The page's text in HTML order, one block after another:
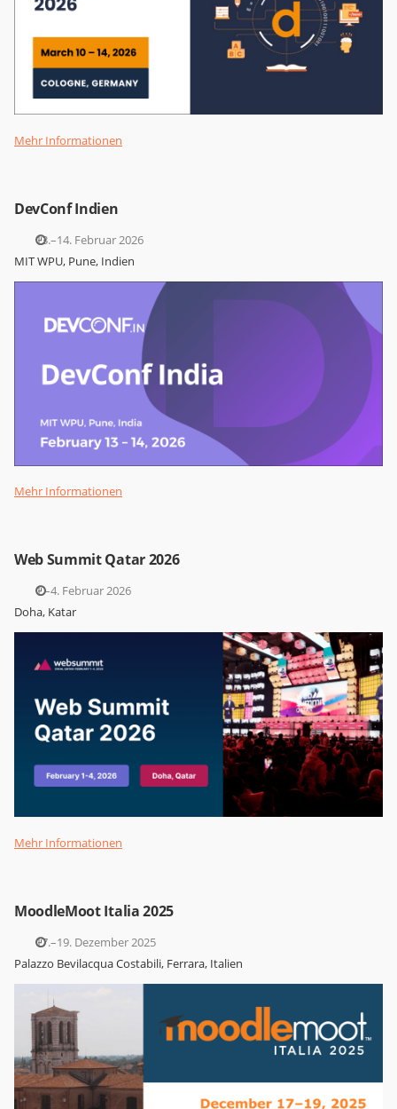
Mehr Informationen
DevConf Indien
13.–14. Februar 2026
MIT WPU, Pune, Indien
Mehr Informationen
Web Summit Qatar 2026
1.–4. Februar 2026
Doha, Katar
Mehr Informationen
MoodleMoot Italia 2025
17.–19. Dezember 2025
Palazzo Bevilacqua Costabili, Ferrara, Italien